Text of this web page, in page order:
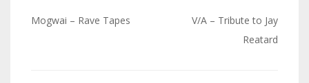
Navigation
Mogwai – Rave Tapes
V/A – Tribute to Jay
Reatard